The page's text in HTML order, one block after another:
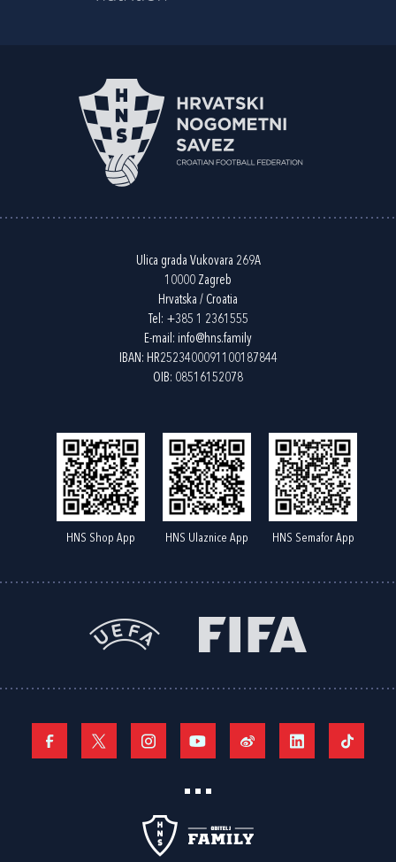
Ulica grada Vukovara 269A
10000 Zagreb
Hrvatska / Croatia
Tel: +385 1 2361555
E-mail: info@hns.family
IBAN: HR2523400091100187844
OIB: 08516152078
HNS Shop App HNS Ulaznice App HNS Semafor App